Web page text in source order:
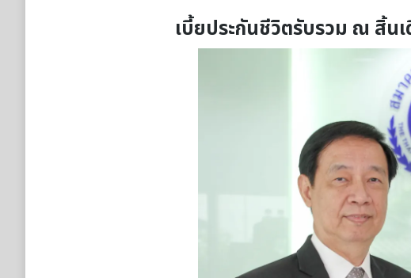
เบี้ยประกันชีวิตรับรวม ณ สิ้น